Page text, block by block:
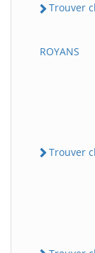
Trouver
ROYANS
Trouver